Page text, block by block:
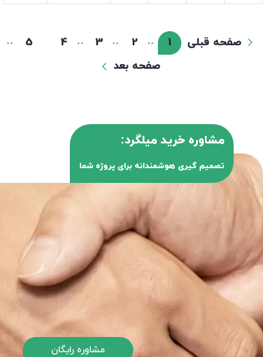
صفحه قبلی 1
2
3
4
5
صفحه بعد
مشاوره خرید میلگرد:
تصمیم گیری هوشمندانه برای پروژه شما
مشاوره رایگان